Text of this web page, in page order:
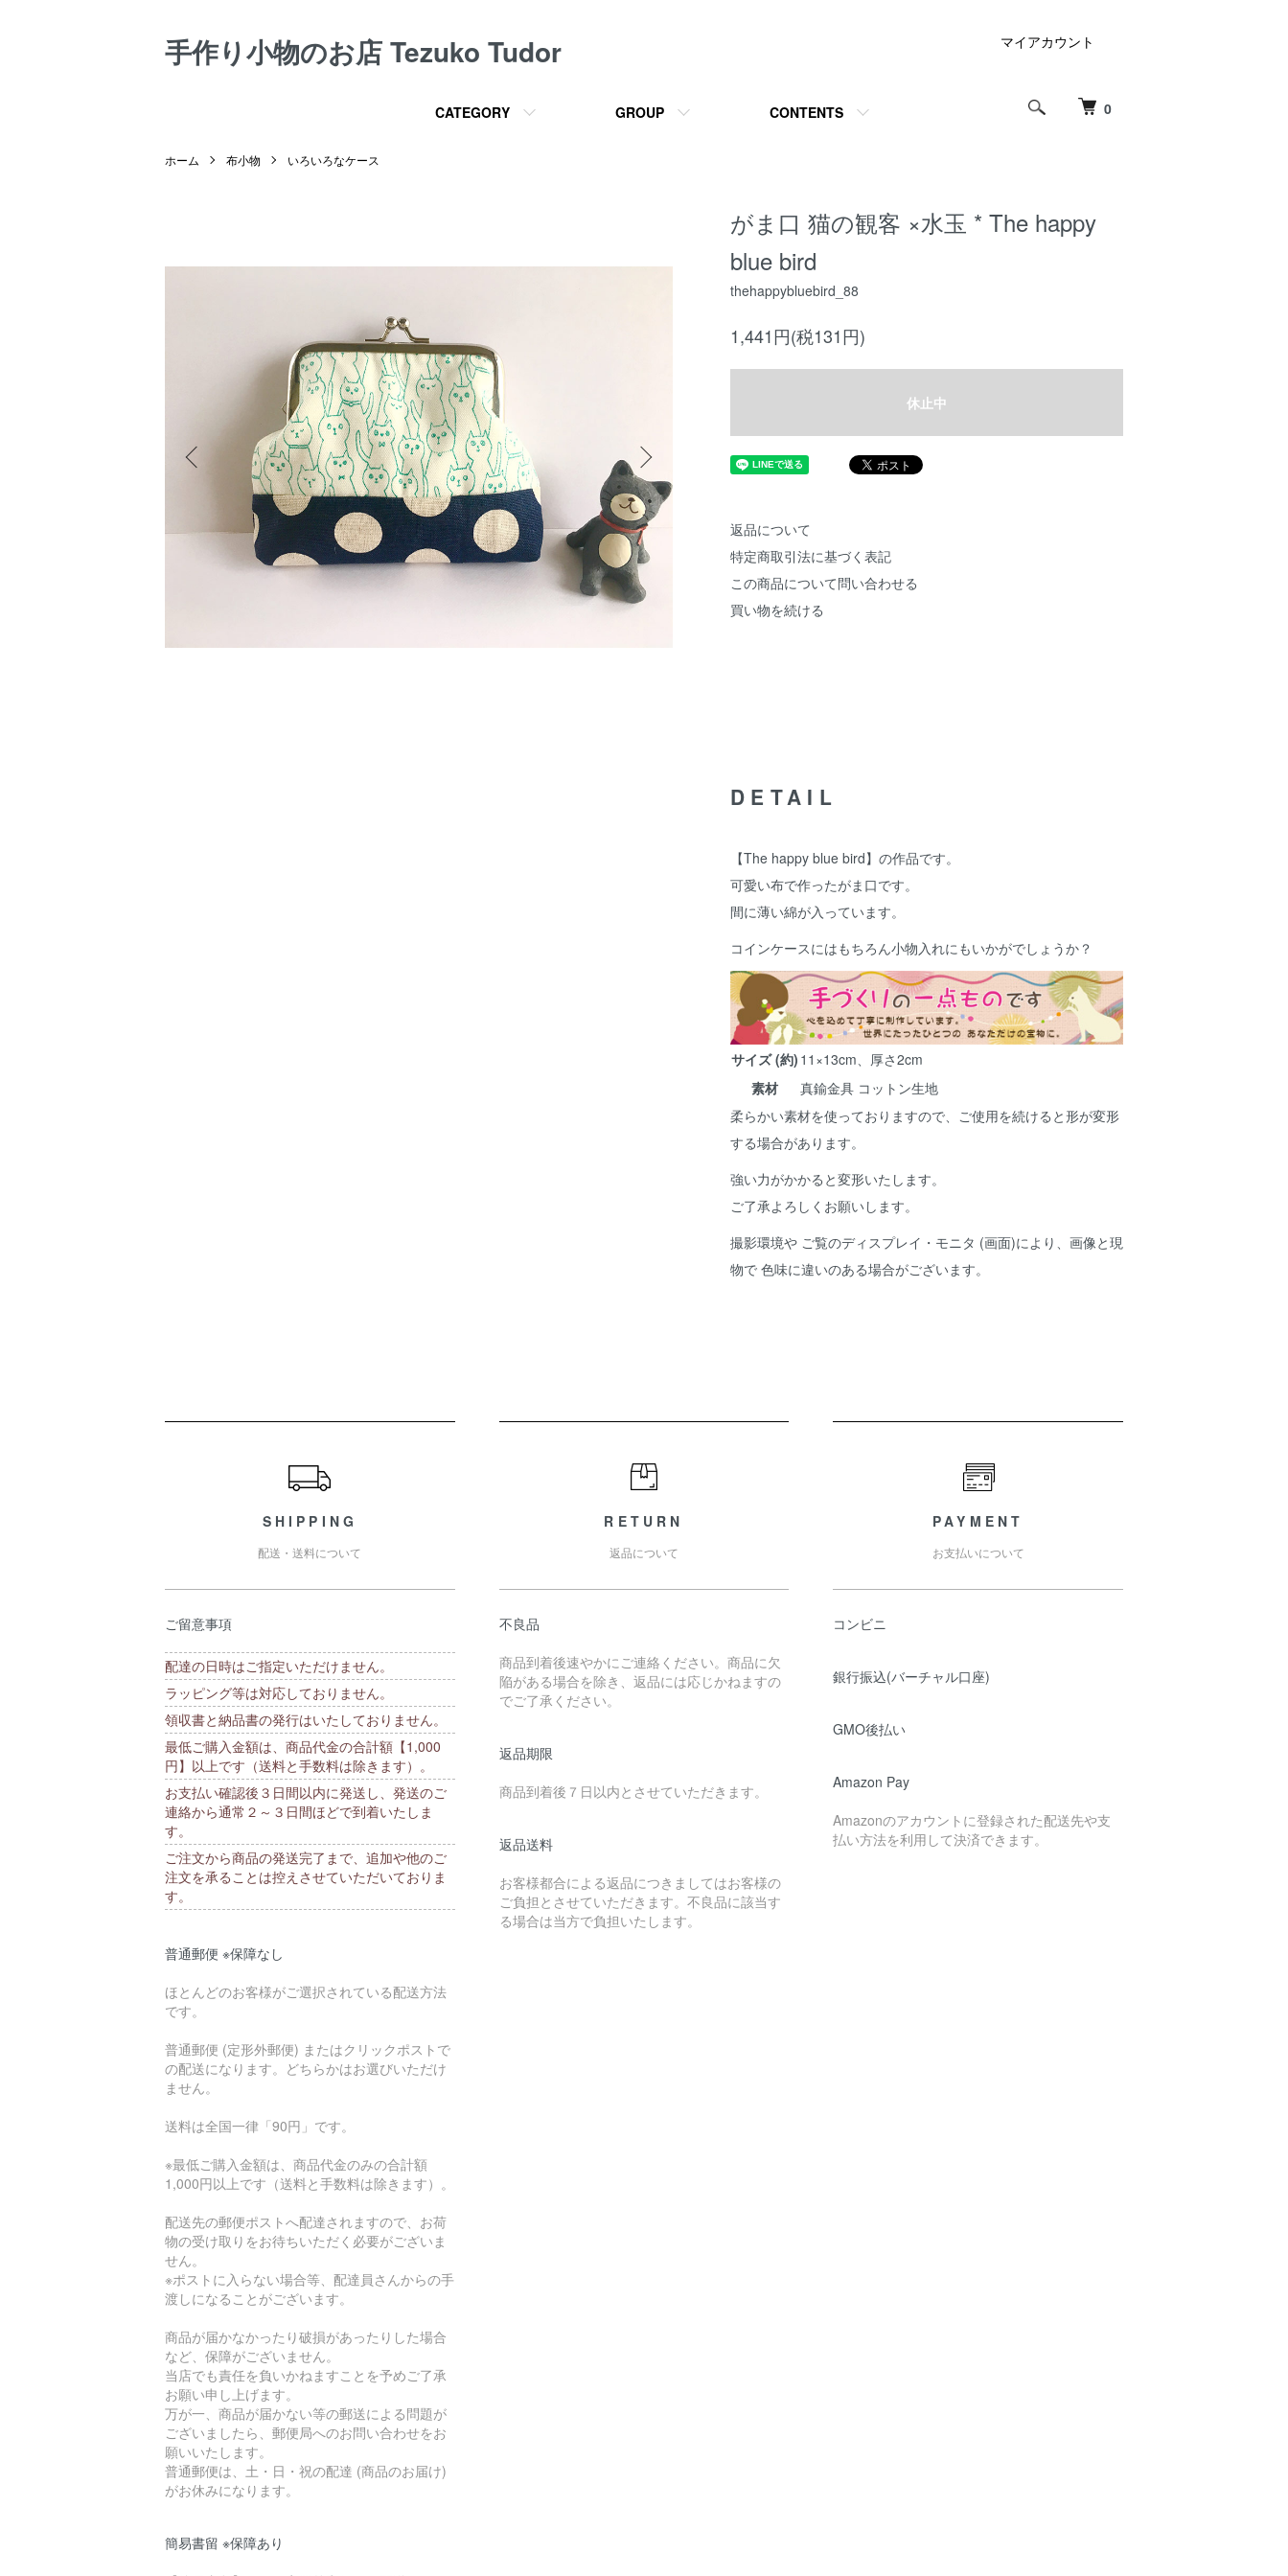
手作り小物のお店 Tezuko Tudor
0
CATEGORY GROUP CONTENTS
マイアカウント
ホーム 布小物 いろいろなケース
がま口 猫の観客 ×水玉 * The happy
blue bird
thehappybluebird_88
1,441円(税131円)
休止中
返品について
特定商取引法に基づく表記
この商品について問い合わせる
買い物を続ける
DETAIL
【The happy blue bird】の作品です。
可愛い布で作ったがま口です。
間に薄い綿が入っています。
コインケースにはもちろん小物入れにもいかがでしょうか？
サイズ (約) 11×13cm、厚さ2cm
素材
真鍮金具 コットン生地
柔らかい素材を使っておりますので、ご使用を続けると形が変形
する場合があります。
強い力がかかると変形いたします。
ご了承よろしくお願いします。
撮影環境や ご覧のディスプレイ・モニタ (画面)により、画像と現
物で 色味に違いのある場合がございます。
SHIPPING
配送・送料について
ご留意事項
配達の日時はご指定いただけません。
ラッピング等は対応しておりません。
領収書と納品書の発行はいたしておりません。
最低ご購入金額は、商品代金の合計額【1,000
円】以上です（送料と手数料は除きます）。
お支払い確認後３日間以内に発送し、発送のご
連絡から通常２～３日間ほどで到着いたしま
す。
ご注文から商品の発送完了まで、追加や他のご
注文を承ることは控えさせていただいておりま
す。
普通郵便 ※保障なし
ほとんどのお客様がご選択されている配送方法
です。
普通郵便 (定形外郵便) またはクリックポストで
の配送になります。どちらかはお選びいただけ
ません。
送料は全国一律「90円」です。
※最低ご購入金額は、商品代金のみの合計額
1,000円以上です（送料と手数料は除きます）。
配送先の郵便ポストへ配達されますので、お荷
物の受け取りをお待ちいただく必要がございま
せん。
※ポストに入らない場合等、配達員さんからの手
渡しになることがございます。
商品が届かなかったり破損があったりした場合
など、保障がございません。
当店でも責任を負いかねますことを予めご了承
お願い申し上げます。
万が一、商品が届かない等の郵送による問題が
ございましたら、郵便局へのお問い合わせをお
願いいたします。
普通郵便は、土・日・祝の配達 (商品のお届け)
がお休みになります。
簡易書留 ※保障あり
RETURN
返品について
不良品
商品到着後速やかにご連絡ください。商品に欠
陥がある場合を除き、返品には応じかねますの
でご了承ください。
返品期限
商品到着後７日以内とさせていただきます。
返品送料
お客様都合による返品につきましてはお客様の
ご負担とさせていただきます。不良品に該当す
る場合は当方で負担いたします。
PAYMENT
お支払いについて
コンビニ
銀行振込(バーチャル口座)
GMO後払い
Amazon Pay
Amazonのアカウントに登録された配送先や支
払い方法を利用して決済できます。